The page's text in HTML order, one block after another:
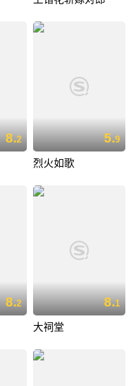
8.2 5.9
烈火如歌
8.2 8.1
大祠堂